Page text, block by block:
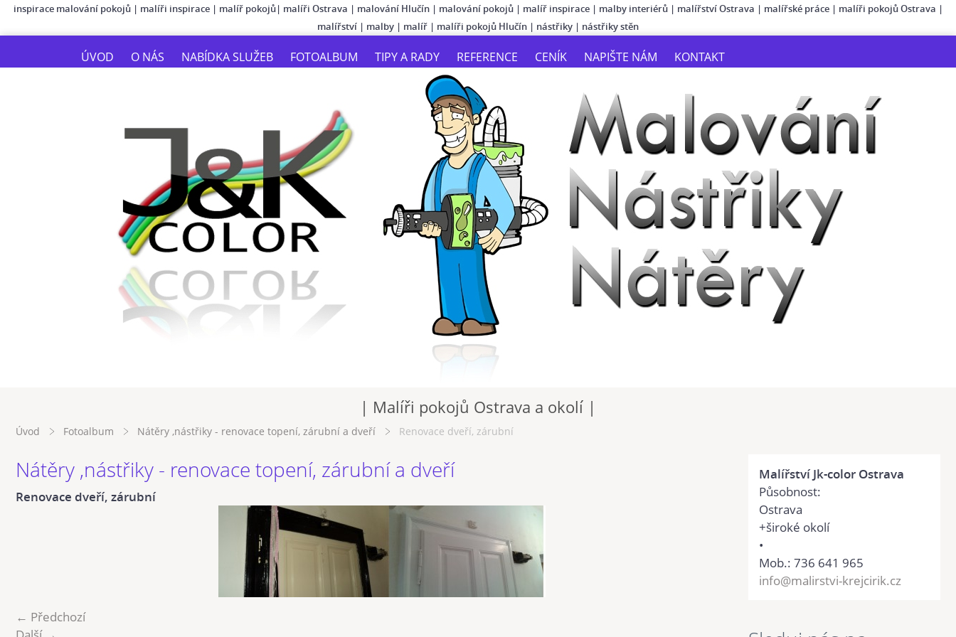
inspirace malování pokojů| malíři inspirace| malíř pokojů| malíři Ostrava | malování Hlučín| malování pokojů| malíř inspirace| malby interiérů| malířství Ostrava | malířské práce| malíři pokojů Ostrava |
malířství | malby | malíř | malíři pokojů Hlučín | nástřiky | nástřiky stěn
ÚVOD O NÁS NABÍDKA SLUŽEB FOTOALBUM TIPY A RADY REFERENCE CENÍK NAPIŠTE NÁM KONTAKT
| Malíři pokojů Ostrava a okolí |
Úvod Fotoalbum Nátěry ,nástřiky - renovace topení, zárubní a dveří Renovace dveří, zárubní
Malířství Jk-color Ostrava
Působnost:
Ostrava
+široké okolí
•
Mob.: 736 641 965
info@malirstvi-krejcirik.cz
Nátěry ,nástřiky - renovace topení, zárubní a dveří
Renovace dveří, zárubní
← Předchozí